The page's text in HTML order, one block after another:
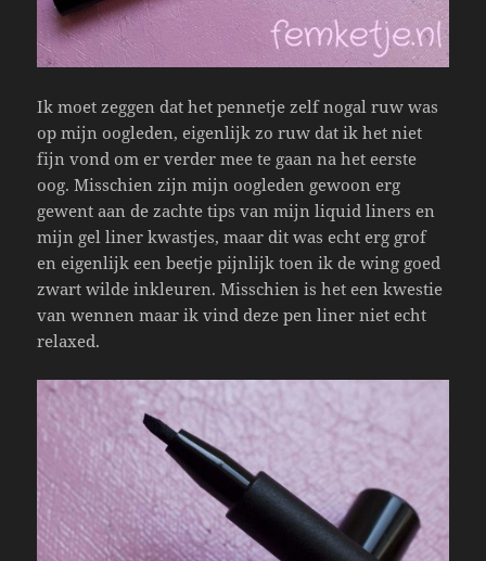
Ik moet zeggen dat het pennetje zelf nogal ruw was
op mijn oogleden, eigenlijk zo ruw dat ik het niet
fijn vond om er verder mee te gaan na het eerste
oog. Misschien zijn mijn oogleden gewoon erg
gewent aan de zachte tips van mijn liquid liners en
mijn gel liner kwastjes, maar dit was echt erg grof
en eigenlijk een beetje pijnlijk toen ik de wing goed
zwart wilde inkleuren. Misschien is het een kwestie
van wennen maar ik vind deze pen liner niet echt
relaxed.